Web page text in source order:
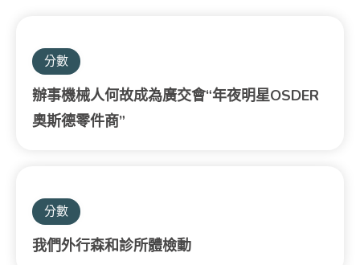
分數
辦事機械人何故成為廣交會“年夜明星OSDER
奧斯德零件商”
分數
我們外行森和診所體檢動